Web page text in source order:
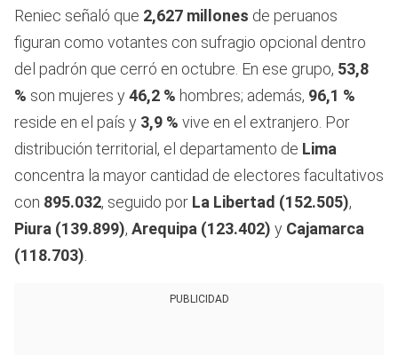
Reniec señaló que 2,627 millones de peruanos
figuran como votantes con sufragio opcional dentro
del padrón que cerró en octubre. En ese grupo, 53,8
% son mujeres y46,2 % hombres; además, 96,1 %
reside en el país y 3,9 % vive en el extranjero. Por
distribución territorial, el departamento de Lima
concentra la mayor cantidad de electores facultativos
con 895.032, seguido por La Libertad (152.505),
Piura (139.899), Arequipa (123.402) y Cajamarca
(118.703).
PUBLICIDAD